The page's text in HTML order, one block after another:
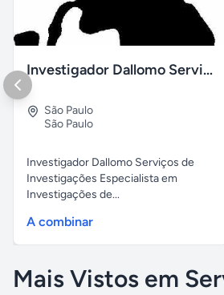
Investigador Dallomo Serviços 24 Horas
São Paulo
São Paulo
Investigador Dallomo Serviços de
Investigações Especialista em
Investigações de...
A combinar
Mais Vistos em